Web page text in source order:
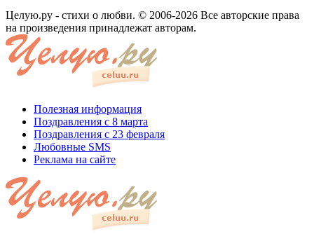
Целую.ру - стихи о любви. © 2006-2026 Все авторские права
на произведения принадлежат авторам.
Полезная информация
Поздравления с 8 марта
Поздравления с 23 февраля
Любовные SMS
Реклама на сайте